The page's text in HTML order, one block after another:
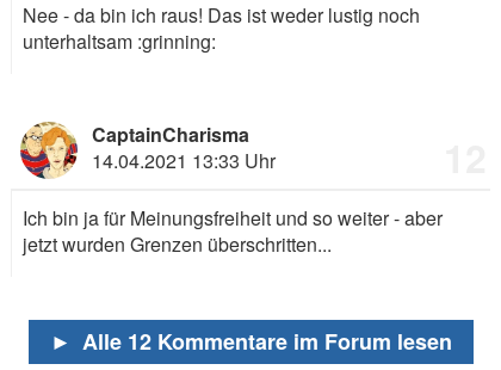
Nee - da bin ich raus! Das ist weder lustig noch
unterhaltsam :grinning:
CaptainCharisma
14.04.2021 13:33 Uhr
Ich bin ja für Meinungsfreiheit und so weiter - aber
jetzt wurden Grenzen überschritten...
► Alle 12 Kommentare im Forum lesen